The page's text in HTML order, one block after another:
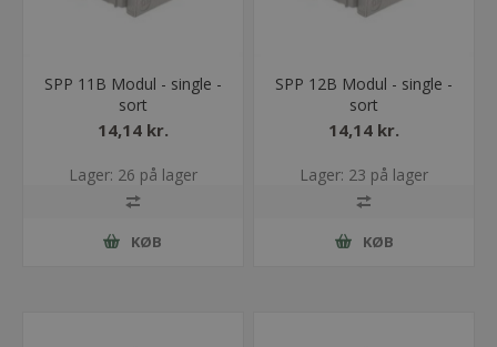
SPP 11B Modul - single -
sort
14,14 kr.
Lager: 26 på lager
KØB
SPP 12B Modul - single -
sort
14,14 kr.
Lager: 23 på lager
KØB